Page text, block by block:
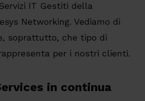
IT Gestiti della
Networking. Vediamo di
soprattutto, che tipo di
per i nostri clienti.
in continua